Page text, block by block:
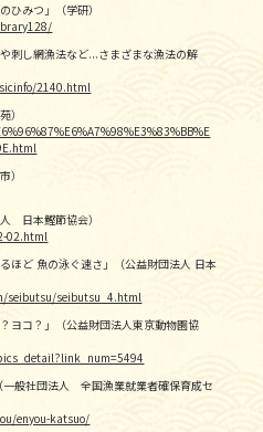
片身をさらに背と腹に分
きます。これを
いカツオの場合は背と腹を
されるものもあります。見
ることから、
ます。カツオを再び冷や
てから、ピンセットを使っ
があるとかつお節になった
さないことが重要です。
完全に煮籠から離れるとい
「かご離し」とも呼ばれま
が、カツオの鮮度が落ちる
ノシン酸の量が減少してし
独自の技術「氷温熟成法」
カツオを氷温帯で解凍する
るよりもうま味成分を多く
できます。
クを拡大し、国際規格に対
に配慮しながら事業展開中
、おいしさへの追求も忘れ
リンクをコピー
ひみつ」（学研）
刺し網漁法など...さまざまな漁法の解
2140.html
苑）
市）
人 日本鰹節協会）
02.html
ほど 魚の泳ぐ速さ」（公益財団法人 日本
seibutsu_4.html
ヨコ？」（公益財団法人東京動物園協
一般社団法人 全国漁業就業者確保育成セ
enyou-katsuo/